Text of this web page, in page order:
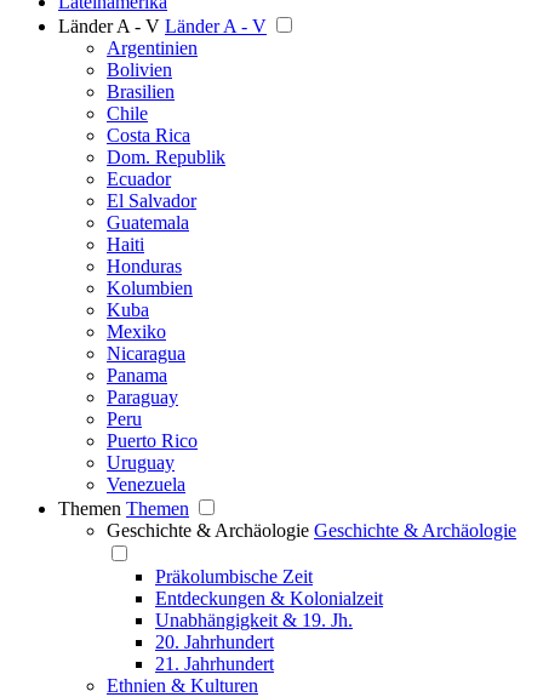
Länder A - V Länder A - V
Argentinien
Bolivien
Brasilien
Chile
Costa Rica
Dom. Republik
Ecuador
El Salvador
Guatemala
Haiti
Honduras
Kolumbien
Kuba
Mexiko
Nicaragua
Panama
Paraguay
Peru
Puerto Rico
Uruguay
Venezuela
Themen Themen
Geschichte & Archäologie Geschichte & Archäologie
Präkolumbische Zeit
Entdeckungen & Kolonialzeit
Unabhängigkeit & 19. Jh.
20. Jahrhundert
21. Jahrhundert
Ethnien & Kulturen